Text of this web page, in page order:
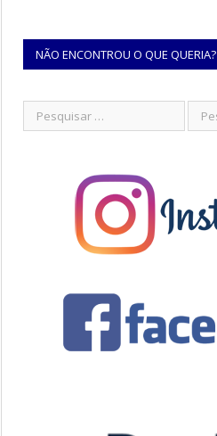
NÃO ENCONTROU O QUE QUERIA?